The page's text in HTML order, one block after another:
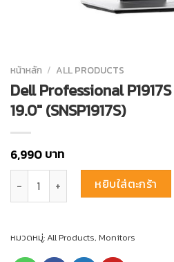
หน้าหลัก / ALL PRODUCTS
Dell Professional
19.0″ (SNSP1917S)
6,990บาท
จำนวน Dell Professional P1917S
หยิบใส่ตะกร้า
หมวดหมู่:All Products, Monitors